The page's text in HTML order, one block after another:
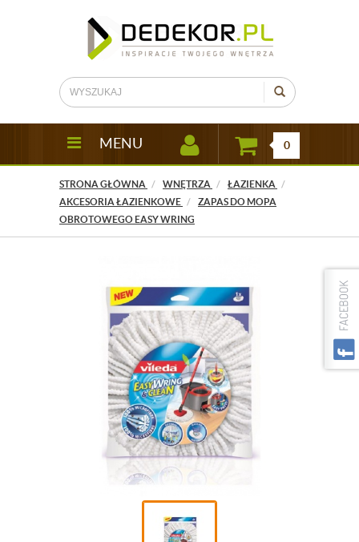
MENU 0
STRONA GŁÓWNA WNĘTRZA
ŁAZIENKA
AKCESORIA ŁAZIENKOWE
ZAPAS DO MOPA
OBROTOWEGO EASY WRING